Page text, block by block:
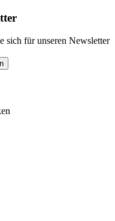
sich für unseren Newsletter